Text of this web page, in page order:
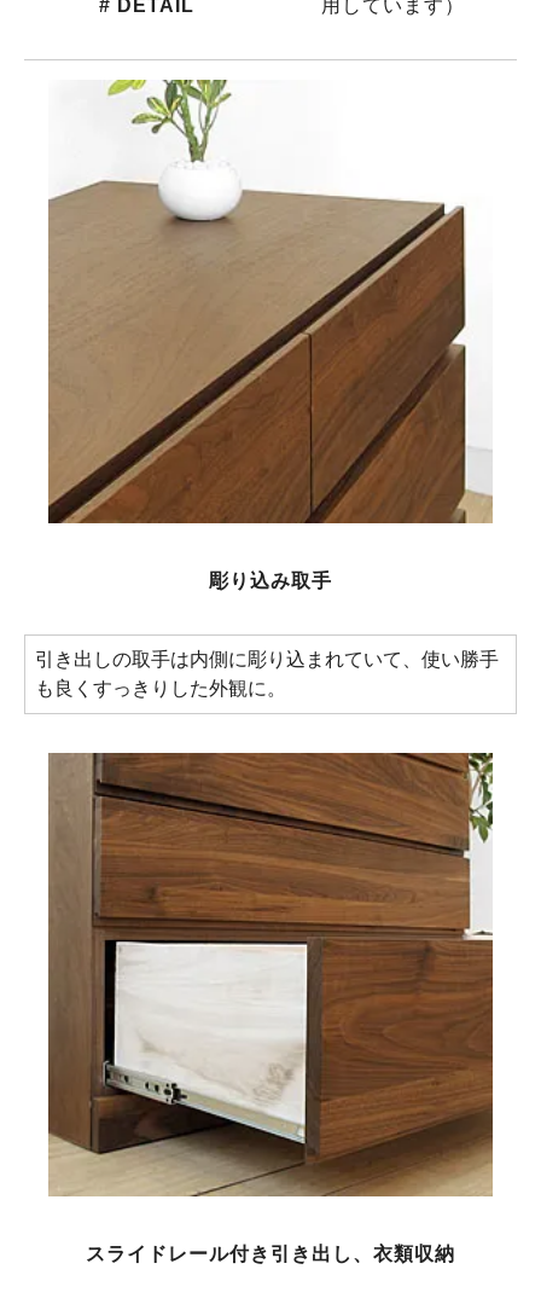
# DETAIL
用しています）
彫り込み取手
引き出しの取手は内側に彫り込まれていて、使い勝手
も良くすっきりした外観に。
スライドレール付き引き出し、衣類収納